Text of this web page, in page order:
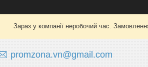
Зараз у компанії неробочий час.
promzona.vn@gmail.com